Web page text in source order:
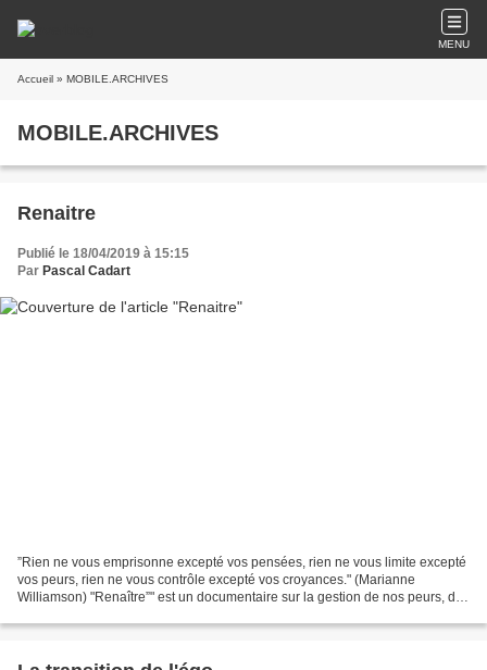
MENU
Accueil » MOBILE.ARCHIVES
MOBILE.ARCHIVES
Renaitre
Publié le 18/04/2019 à 15:15
Par Pascal Cadart
”Rien ne vous emprisonne excepté vos pensées, rien ne vous limite excepté
vos peurs, rien ne vous contrôle excepté vos croyances." (Marianne
Williamson) "Renaître”" est un documentaire sur la gestion de nos peurs, de